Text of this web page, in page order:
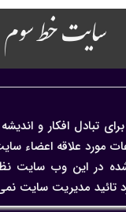
سایت خط سوم
تبادل افکار و
مورد علاقه اعضاء
در این وب سایت
تائید مدیریت سایت